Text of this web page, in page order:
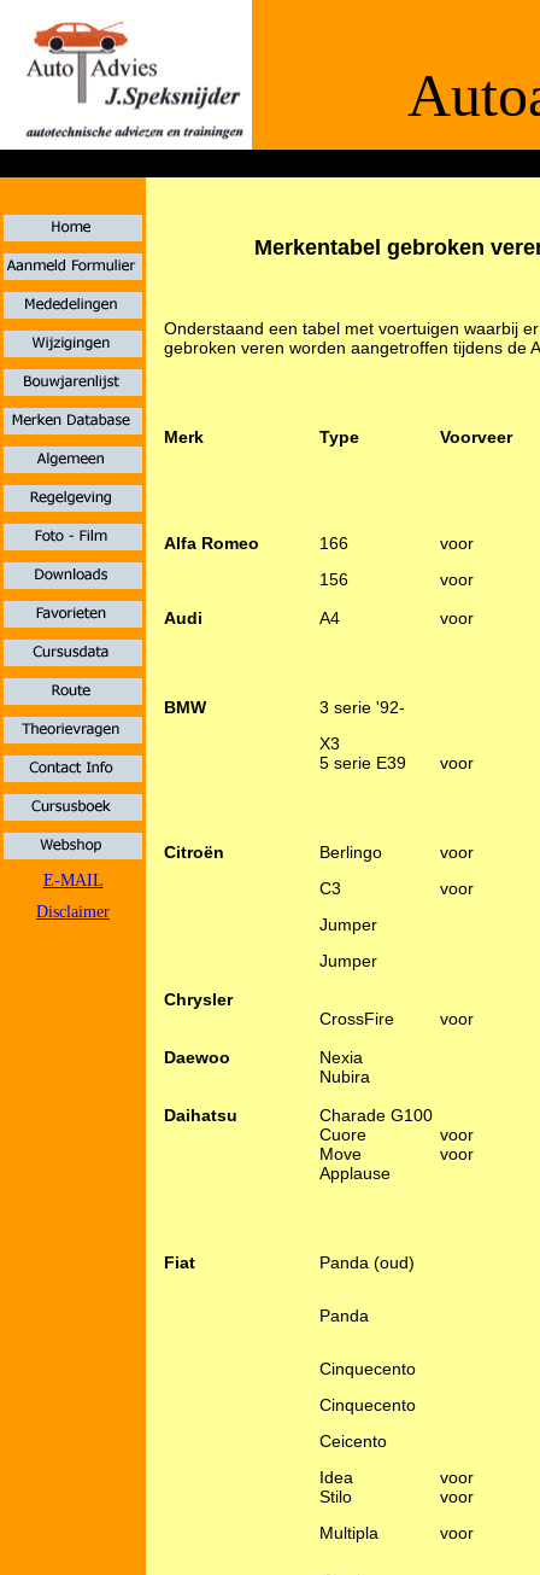
E-MAIL
Disclaimer
Merkentabel gebroken
Onderstaand een tabel met voertuigen waarbij
gebroken veren worden aangetroffen tijdens de
Merk Type Voorveer
Alfa Romeo 166
voor
156
voor
Audi
A4 voor
BMW
3 serie '92-
X3
5 serie E39
voor
Citroën Berlingo
voor
C3
voor
Jumper
Jumper
Chrysler
CrossFire
voor
Daewoo
Nexia
Nubira
Daihatsu
Charade G100
Cuore
voor
Move
voor
Applause
Fiat Panda (oud)
Panda
Cinquecento
Cinquecento
Ceicento
Idea
voor
Stilo
voor
Multipla
voor